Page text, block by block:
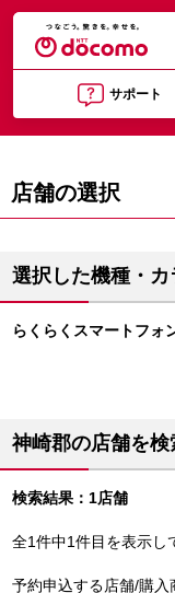
サポート
店舗の選択
選択した機種・カ
らくらくスマートフォ
神崎郡の店舗を
検索結果：1店舗
全1件中1件目を表示し
予約申込する店舗/購入